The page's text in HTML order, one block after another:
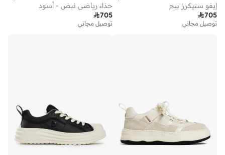
إيفو سنيكرز بيج
705
توصيل مجاني
حذاء رياضي نبض - أسود
705
توصيل مجاني